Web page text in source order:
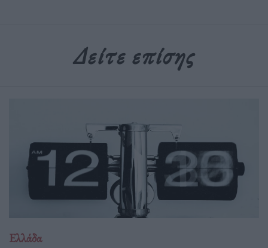
Δείτε επίσης
Ελλάδα